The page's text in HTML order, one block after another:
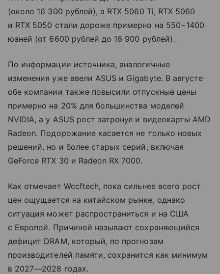
(около 16 300 рублей), а RTX 5060 Ti, RTX 5060
и RTX 5050 стали дороже примерно на 550−1400
юаней (от 6600 рублей до 16 900 рублей).
По информации источника, аналогичные
изменения уже ввели ASUS и Gigabyte. В августе
обе компании также повысили отпускные цены
примерно на 20% для большинства моделей
NVIDIA, а у ASUS рост затронул и видеокарты AMD
Radeon. Подорожание касается не только новых
решений, но и более старых серий, включая
GeForce RTX 30 и Radeon RX 7000.
Как отмечает Wccftech, пока сильнее всего рост
цен ощущается на китайском рынке, однако
ситуация может распространиться и на США
с Европой. Причиной называют сохраняющийся
дефицит DRAM, который, по прогнозам
производителей памяти, сохранится как минимум
в 2027—2028 годах.